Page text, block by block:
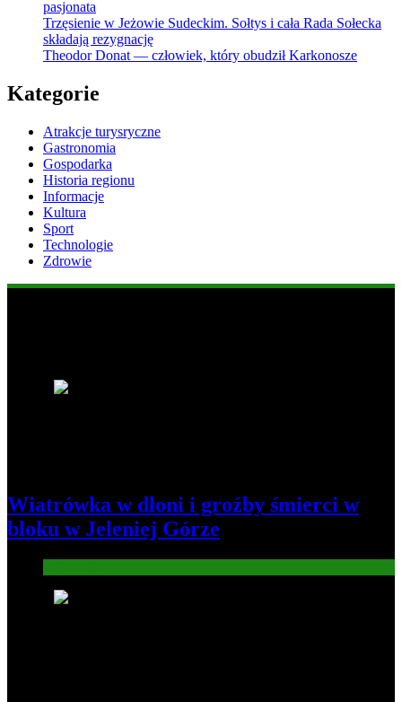
pasjonata
Trzęsienie w Jeżowie Sudeckim. Sołtys i cała Rada Sołecka
składają rezygnację
Theodor Donat — człowiek, który obudził Karkonosze
Kategorie
Atrakcje turysryczne
Gastronomia
Gospodarka
Historia regionu
Informacje
Kultura
Sport
Technologie
Zdrowie
Wiatrówka w dłoni i groźby śmierci w
bloku w Jeleniej Górze